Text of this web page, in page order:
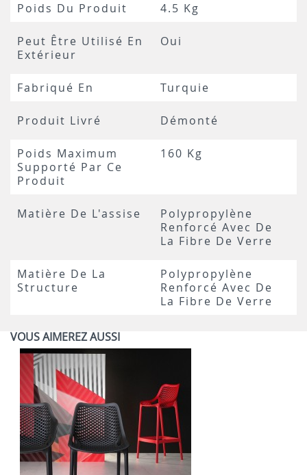
Poids Du Produit 4.5 Kg
Peut Être Utilisé En
Extérieur
Oui
Fabriqué En Turquie
Produit Livré Démonté
Poids Maximum
Supporté Par Ce
Produit
160 Kg
Matière De L'assise
Polypropylène
Renforcé Avec De
La Fibre De Verre
Matière De La
Structure
Polypropylène
Renforcé Avec De
La Fibre De Verre
VOUS AIMEREZ AUSSI